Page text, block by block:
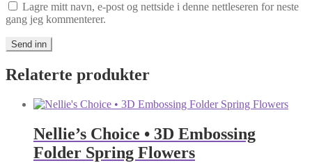
Lagre mitt navn, e-post og nettside i denne nettleseren for neste
gang jeg kommenterer.
Relaterte produkter
Nellie’s Choice • 3D Embossing
Folder Spring Flowers